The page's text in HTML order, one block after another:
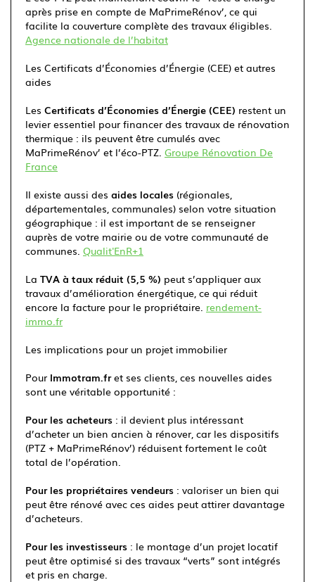
après prise en compte de MaPrimeRénov’, ce qui
facilite la couverture complète des travaux éligibles.
Agence nationale de l’habitat
Les Certificats d’Économies d’Énergie (CEE) et autres
aides
Les Certificats d’Économies d’Énergie (CEE) restent un
levier essentiel pour financer des travaux de rénovation
thermique : ils peuvent être cumulés avec
MaPrimeRénov’ et l’éco-PTZ. Groupe Rénovation De
France
Il existe aussi des aides locales (régionales,
départementales, communales) selon votre situation
géographique : il est important de se renseigner
auprès de votre mairie ou de votre communauté de
communes. Qualit'EnR+1
La TVA à taux réduit (5,5 %) peut s’appliquer aux
travaux d’amélioration énergétique, ce qui réduit
encore la facture pour le propriétaire. rendement-
immo.fr
Les implications pour un projet immobilier
Pour Immotram.fret ses clients, ces nouvelles aides
sont une véritable opportunité :
Pour les acheteurs : il devient plus intéressant
d’acheter un bien ancien à rénover, car les dispositifs
(PTZ + MaPrimeRénov’) réduisent fortement le coût
total de l’opération.
Pour les propriétaires vendeurs : valoriser un bien qui
peut être rénové avec ces aides peut attirer davantage
d’acheteurs.
Pour les investisseurs : le montage d’un projet locatif
peut être optimisé si des travaux “verts” sont intégrés
et pris en charge.